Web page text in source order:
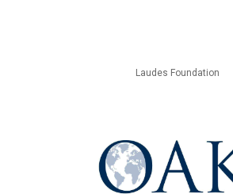
Laudes Foundation